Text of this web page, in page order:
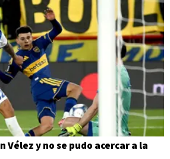
Vélez y no se pudo acercar a la